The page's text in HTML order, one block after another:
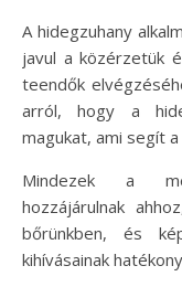
A hidegzuhany
javul a közérzetük
teendők
arról, hogy a
magukat, ami segít
Mindezek a
hozzájárulnak
bőrünkben, és
kihívásainak